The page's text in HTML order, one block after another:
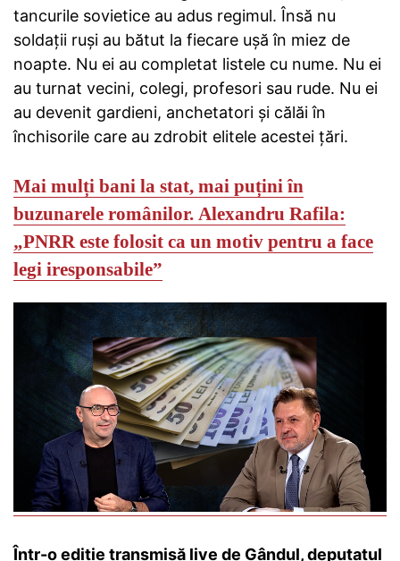
tancurile sovietice au adus regimul. Însă nu
soldații ruși au bătut la fiecare ușă în miez de
noapte. Nu ei au completat listele cu nume. Nu ei
au turnat vecini, colegi, profesori sau rude. Nu ei
au devenit gardieni, anchetatori și călăi în
închisorile care au zdrobit elitele acestei țări.
Mai mulți bani la stat, mai puțini în
buzunarele românilor. Alexandru Rafila:
„PNRR este folosit ca un motiv pentru a face
legi iresponsabile”
Într-o ediție transmisă live de Gândul, deputatul